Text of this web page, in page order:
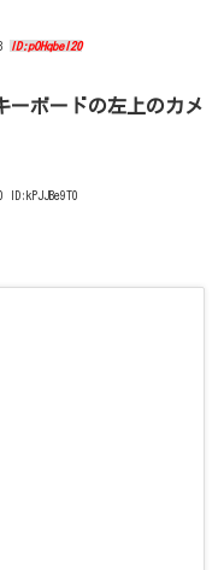
ID:pOHqbeI20
ボードの左上のカメ